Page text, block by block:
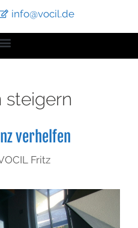
info@vocil.de
verhelfen
Fritz